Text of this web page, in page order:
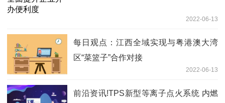
2022-06-13
每日观点：江西全域实现与粤港澳大湾
区“菜篮子”合作对接
2022-06-13
前沿资讯!TPS新型等离子点火系统 内燃